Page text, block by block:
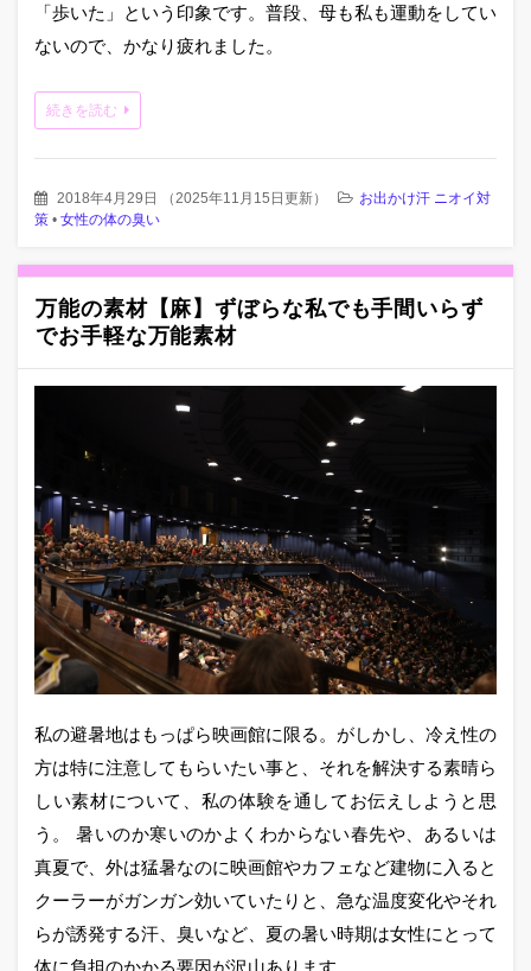
「歩いた」という印象です。普段、母も私も運動をしてい
ないので、かなり疲れました。
続きを読む
2018年4月29日 （2025年11月15日更新）
お出かけ汗 ニオイ対
策 • 女性の体の臭い
万能の素材【麻】ずぼらな私でも手間いらず
でお手軽な万能素材
私の避暑地はもっぱら映画館に限る。がしかし、冷え性の
方は特に注意してもらいたい事と、それを解決する素晴ら
しい素材について、私の体験を通してお伝えしようと思
う。 暑いのか寒いのかよくわからない春先や、あるいは
真夏で、外は猛暑なのに映画館やカフェなど建物に入ると
クーラーがガンガン効いていたりと、急な温度変化やそれ
らが誘発する汗、臭いなど、夏の暑い時期は女性にとって